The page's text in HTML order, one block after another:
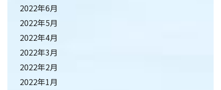
2022年6月
2022年5月
2022年4月
2022年3月
2022年2月
2022年1月